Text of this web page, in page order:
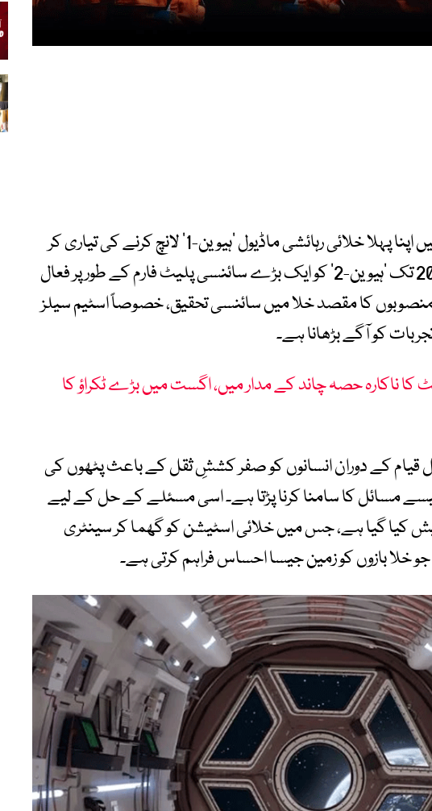
امریکی کمپنی ویسٹ 2027 میں اپنا پہلا خلائی رہائشی ماڈیول ’ہیوین-1‘ لانچ کرنے کی تیاری کر
رہی ہے، جبکہ اس کے بعد 2030 تک ’ہیوین-2‘ کو ایک بڑے سائنسی پلیٹ فارم کے طور پر فعال
کا مقصد خلا میں سائنسی تحقیق، خصوصاً اسٹیم سیلز
کو آگے بڑھانا ہے۔
ناکارہ حصہ چاند کے مدار میں، اگست میں بڑے ٹکراؤ کا
قیام کے دوران انسانوں کو صفر کششِ ثقل کے باعث پٹھوں کی
مسائل کا سامنا کرنا پڑتا ہے۔ اسی مسئلے کے حل کے لیے
گیا ہے، جس میں خلائی اسٹیشن کو گھما کر سینٹری
خلا بازوں کو زمین جیسا احساس فراہم کرتی ہے۔